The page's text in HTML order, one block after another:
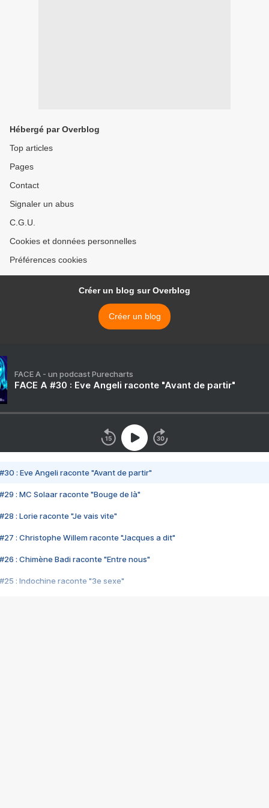
Hébergé par Overblog
Top articles
Pages
Contact
Signaler un abus
C.G.U.
Cookies et données personnelles
Préférences cookies
Créer un blog sur Overblog
Créer un blog
FACE A - un podcast Purecharts
FACE A #30 : Eve Angeli raconte "Avant de partir"
#30 : Eve Angeli raconte "Avant de partir"
#29 : MC Solaar raconte "Bouge de là"
#28 : Lorie raconte "Je vais vite"
#27 : Christophe Willem raconte "Jacques a dit"
#26 : Chimène Badi raconte "Entre nous"
#25 : Indochine raconte "3e sexe"